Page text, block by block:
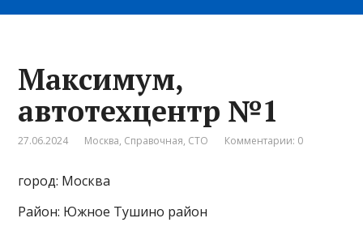
Максимум,
автотехцентр №1
27.06.2024 Москва, Справочная, СТО Комментарии: 0
город: Москва
Район: Южное Тушино район